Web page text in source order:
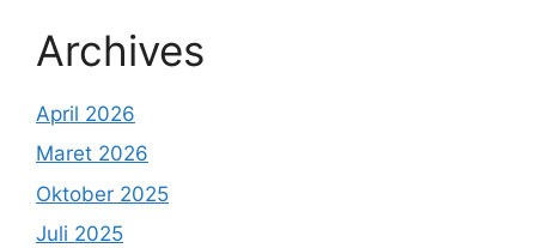
Archives
April 2026
Maret 2026
Oktober 2025
Juli 2025